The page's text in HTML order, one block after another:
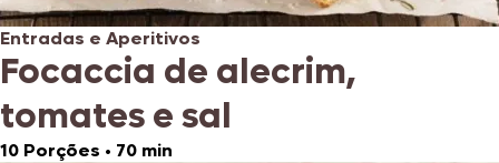
Entradas e Aperitivos
Focaccia de alecrim,
tomates e sal
10 Porções • 70 min